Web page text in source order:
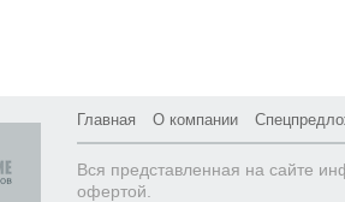
Главная О компании
Вся представленная на сайте
офертой.